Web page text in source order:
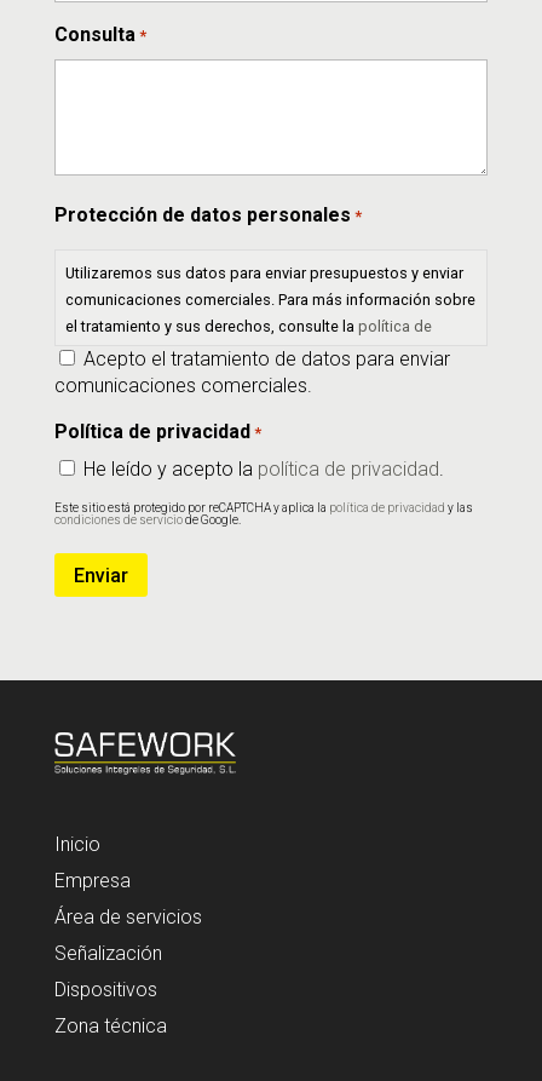
Consulta *
Protección de datos personales *
Utilizaremos sus datos para enviar presupuestos y enviar
comunicaciones comerciales. Para más información sobre
el tratamiento y sus derechos, consulte la política de
privacidad.
Acepto el tratamiento de datos para enviar
comunicaciones comerciales.
Política de privacidad *
He leído y acepto la política de privacidad
Este sitio está protegido por reCAPTCHA y aplica la política de privacidad y las
condiciones de serviciode Google.
Enviar
Inicio
Empresa
Área de servicios
Señalización
Dispositivos
Zona técnica